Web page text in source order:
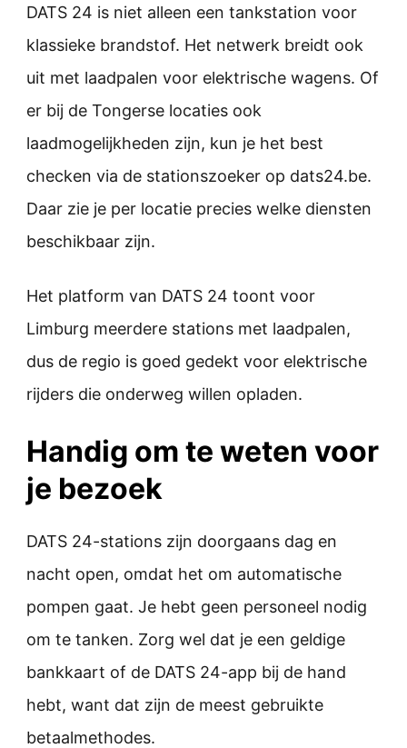
DATS 24 is niet alleen een tankstation voor
klassieke brandstof. Het netwerk breidt ook
uit met laadpalen voor elektrische wagens. Of
er bij de Tongerse locaties ook
laadmogelijkheden zijn, kun je het best
checken via de stationszoeker op dats24.be.
Daar zie je per locatie precies welke diensten
beschikbaar zijn.
Het platform van DATS 24 toont voor
Limburg meerdere stations met laadpalen,
dus de regio is goed gedekt voor elektrische
rijders die onderweg willen opladen.
Handig om te weten voor
je bezoek
DATS 24-stations zijn doorgaans dag en
nacht open, omdat het om automatische
pompen gaat. Je hebt geen personeel nodig
om te tanken. Zorg wel dat je een geldige
bankkaart of de DATS 24-app bij de hand
hebt, want dat zijn de meest gebruikte
betaalmethodes.